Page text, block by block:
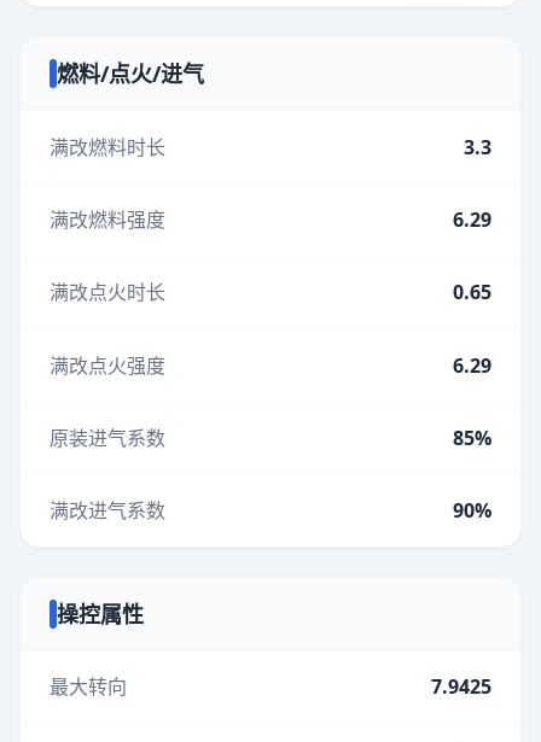
燃料/点火/进气
满改燃料时长 3.3
满改燃料强度 6.29
满改点火时长 0.65
满改点火强度 6.29
原装进气系数 85%
满改进气系数 90%
操控属性
最大转向 7.9425